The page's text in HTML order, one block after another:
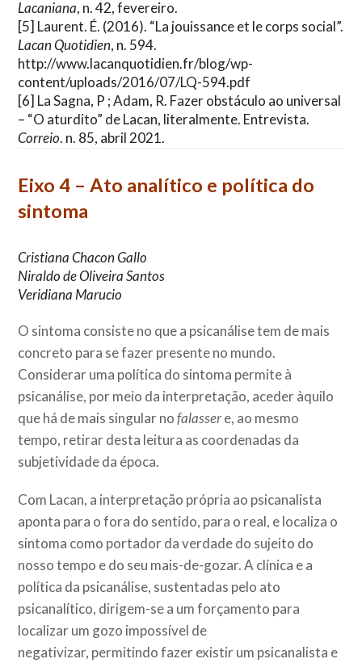
Lacaniana, n. 42, fevereiro.
[5] Laurent. É. (2016). “La jouissance et le corps social”.
Lacan Quotidien, n. 594.
http://www.lacanquotidien.fr/blog/wp-
content/uploads/2016/07/LQ-594.pdf
[6] La Sagna, P ; Adam, R. Fazer obstáculo ao universal
– “O aturdito” de Lacan, literalmente. Entrevista.
Correio. n. 85, abril 2021.
Eixo 4 – Ato analítico e política do
sintoma
Cristiana Chacon Gallo
Niraldo de Oliveira Santos
Veridiana Marucio
O sintoma consiste no que a psicanálise tem de mais
concreto para se fazer presente no mundo.
Considerar uma política do sintoma permite à
psicanálise, por meio da interpretação, aceder àquilo
que há de mais singular nofalassere, ao mesmo
tempo, retirar desta leitura as coordenadas da
subjetividade da época.
Com Lacan, a interpretação própria ao psicanalista
aponta para o fora do sentido, para o real, e localiza o
sintoma como portador da verdade do sujeito do
nosso tempo e do seu mais-de-gozar. A clínica e a
política da psicanálise, sustentadas pelo ato
psicanalítico, dirigem-se a um forçamento para
localizar um gozo impossível de
negativizar, permitindo fazer existir um psicanalista e